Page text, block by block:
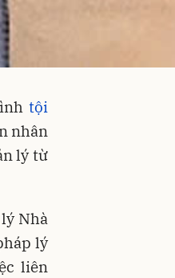
tội
nhân
lý từ
Nhà
lý
liên